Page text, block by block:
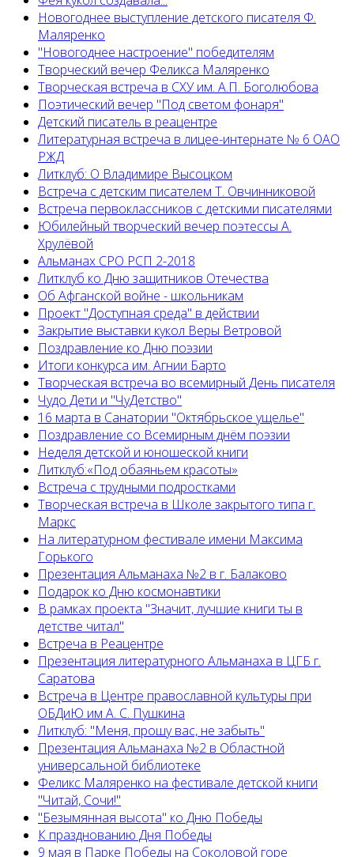
Новогоднее выступление детского писателя Ф.
Маляренко
"Новогоднее настроение" победителям
Творческий вечер Феликса Маляренко
Творческая встреча в СХУ им. А.П. Боголюбова
Поэтический вечер "Под светом фонаря"
Детский писатель в реацентре
Литературная встреча в лицее-интернате № 6 ОАО
РЖД
Литклуб: О Владимире Высоцком
Встреча с детским писателем Т. Овчинниковой
Встреча первоклассников с детскими писателями
Юбилейный творческий вечер поэтессы А.
Хрулёвой
Альманах СРО РСП 2-2018
Литклуб ко Дню защитников Отечества
Об Афганской войне - школьникам
Проект "Доступная среда" в действии
Закрытие выставки кукол Веры Ветровой
Поздравление ко Дню поэзии
Итоги конкурса им. Агнии Барто
Творческая встреча во всемирный День писателя
Чудо Дети и "ЧуДетство"
16 марта в Санатории "Октябрьское ущелье"
Поздравление со Всемирным днём поэзии
Неделя детской и юношеской книги
Литклуб:«Под обаяньем красоты»
Встреча с трудными подростками
Творческая встреча в Школе закрытого типа г.
Маркс
На литературном фестивале имени Максима
Горького
Презентация Альманаха №2 в г. Балаково
Подарок ко Дню космонавтики
В рамках проекта "Значит, лучшие книги ты в
детстве читал"
Встреча в Реацентре
Презентация литературного Альманаха в ЦГБ г.
Саратова
Встреча в Центре православной культуры при
ОБДиЮ им А. С. Пушкина
Литклуб: "Меня, прошу вас, не забыть"
Презентация Альманаха №2 в Областной
универсальной библиотеке
Феликс Маляренко на фестивале детской книги
"Читай, Сочи!"
"Безымянная высота" ко Дню Победы
К празднованию Дня Победы
9 мая в Парке Победы на Соколовой горе